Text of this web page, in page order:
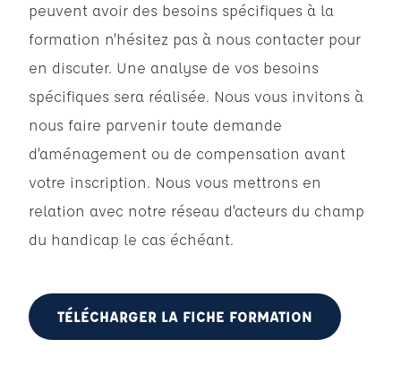
peuvent avoir des besoins spécifiques à la
formation n’hésitez pas à nous contacter pour
en discuter. Une analyse de vos besoins
spécifiques sera réalisée. Nous vous invitons à
nous faire parvenir toute demande
d’aménagement ou de compensation avant
votre inscription. Nous vous mettrons en
relation avec notre réseau d’acteurs du champ
du handicap le cas échéant.
TÉLÉCHARGER LA FICHE FORMATION